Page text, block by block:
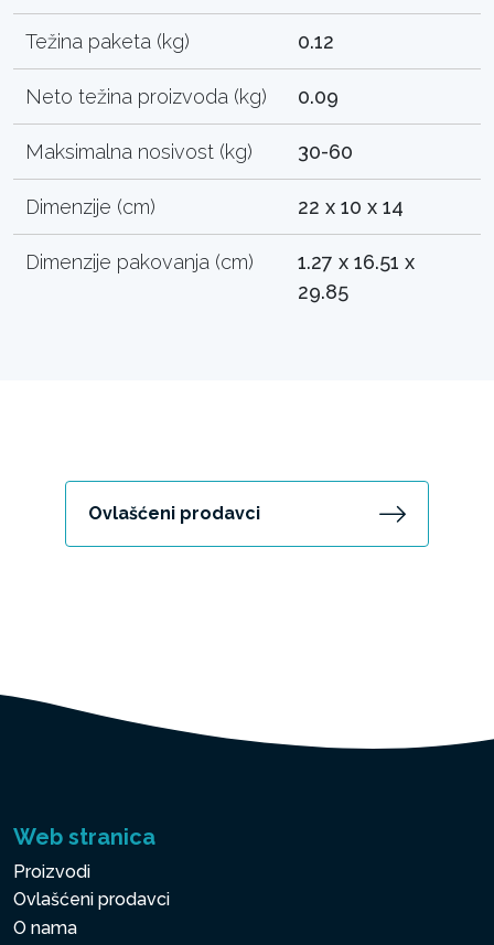
Težina paketa (kg) 0.12
Neto težina proizvoda (kg) 0.09
Maksimalna nosivost (kg) 30-60
Dimenzije (cm) 22 x 10 x 14
Dimenzije pakovanja (cm)
1.27 x 16.51 x
29.85
Ovlašćeni prodavci
Web stranica
Proizvodi
Ovlašćeni prodavci
O nama